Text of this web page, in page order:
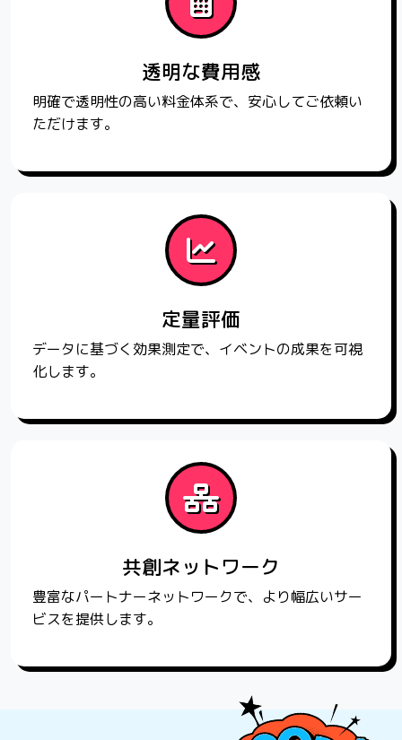
透明な費用感
明確で透明性の高い料金体系で、安心してご依頼い
ただけます。
定量評価
データに基づく効果測定で、イベントの成果を可視
化します。
共創ネットワーク
豊富なパートナーネットワークで、より幅広いサー
ビスを提供します。